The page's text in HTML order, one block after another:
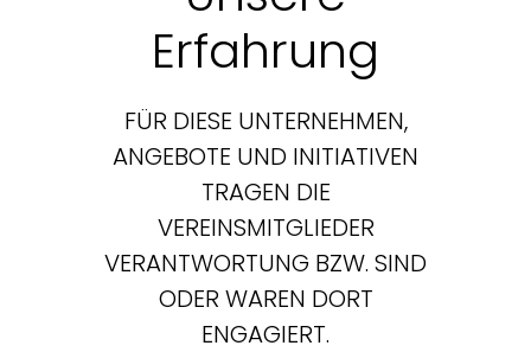
Erfahrung
FÜR DIESE UNTERNEHMEN,
ANGEBOTE UND INITIATIVEN
TRAGEN DIE
VEREINSMITGLIEDER
VERANTWORTUNG BZW. SIND
ODER WAREN DORT
ENGAGIERT.